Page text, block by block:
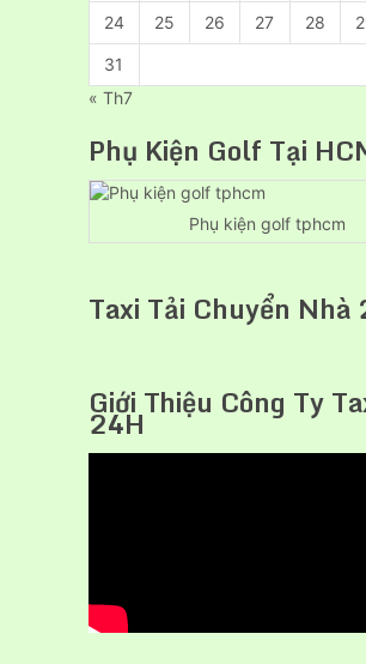
24 25 26 27 28
31
« Th7
Phụ Kiện Golf Tại
Phụ kiện golf tphcm
Taxi Tải Chuyển Nhà
Giới Thiệu Công Ty
24H